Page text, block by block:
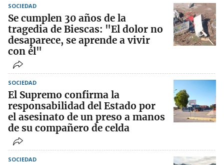
SOCIEDAD
Se cumplen 30 años de la
tragedia de Biescas: "El dolor no
desaparece, se aprende a vivir
con él"
SOCIEDAD
El Supremo confirma la
responsabilidad del Estado por
el asesinato de un preso a manos
de su compañero de celda
SOCIEDAD